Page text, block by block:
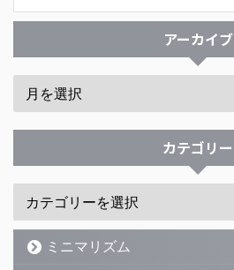
アーカイブ
カテゴリー
ミニマリズム